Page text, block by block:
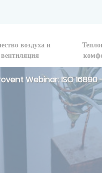
воздуха и
вентиляция
Webinar: ISO